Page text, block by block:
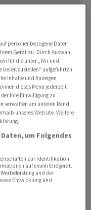
Dow Jones
Punkte. Der
100wurde mit
tiefer erwartet.
lieferte
aktuell vor
Anzeichen einer
So hatte zuletzt
Fed die
schwelte aber
Geldpolitik, die
personenbezogene Daten
Gerät zu. Durch Auswahl
für die unter „Wir und
bereitzustellen“ aufgeführten
Inhalte und Anzeigen
dieses Menü jederzeit
Ihre Einwilligung zu
verwalten am unteren Rand
unseres Website. Weitere
um Folgendes
zur Identifikation
auf einem Endgerät.
und der
Entwicklung und